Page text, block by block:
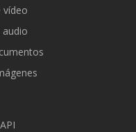
vídeo
audio